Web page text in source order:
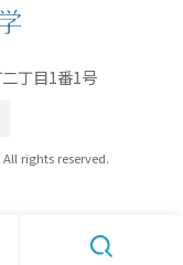
丁目1番1号
rights reserved.